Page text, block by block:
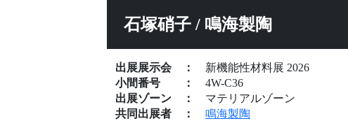
石塚硝子 / 鳴海製陶
出展展示会 ： 新機能性材料展 2026
小間番号
： 4W-C36
出展ゾーン ： マテリアルゾーン
共同出展者 ： 鳴海製陶